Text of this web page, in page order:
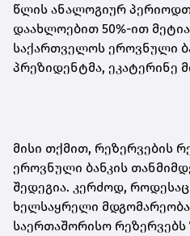
წლის ანალოგიურ
დაახლოებით 50%-ით მეტია
საქართველოს ეროვნული
პრეზიდენტმა, ეკატერინე
მისი თქმით, რეზერვების
ეროვნული ბანკის
შედეგია. კერძოდ,
ხელსაყრელი
საერთაშორისო რეზერვებს